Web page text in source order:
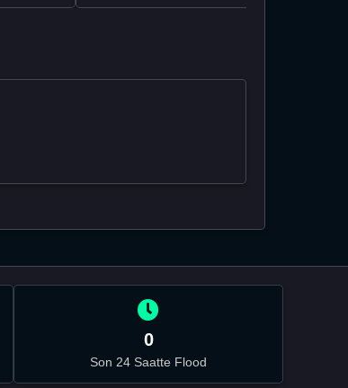
0
Son 24 Saatte Flood